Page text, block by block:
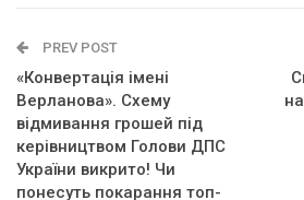
PREV POST
«Конвертація імені
Верланова». Схему
відмивання грошей під
керівництвом Голови ДПС
України викрито! Чи
понесуть покарання топ-